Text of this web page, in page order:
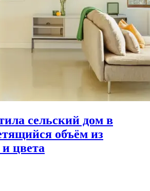
сельский дом в
объём из
цвета